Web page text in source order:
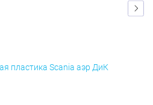
пластика Scania аэр ДиК